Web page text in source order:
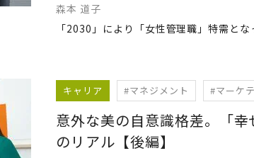
森本 道子
キャリア #マネジメント #マーケ
意外な美の自意識格差。「
のリアル【後編】